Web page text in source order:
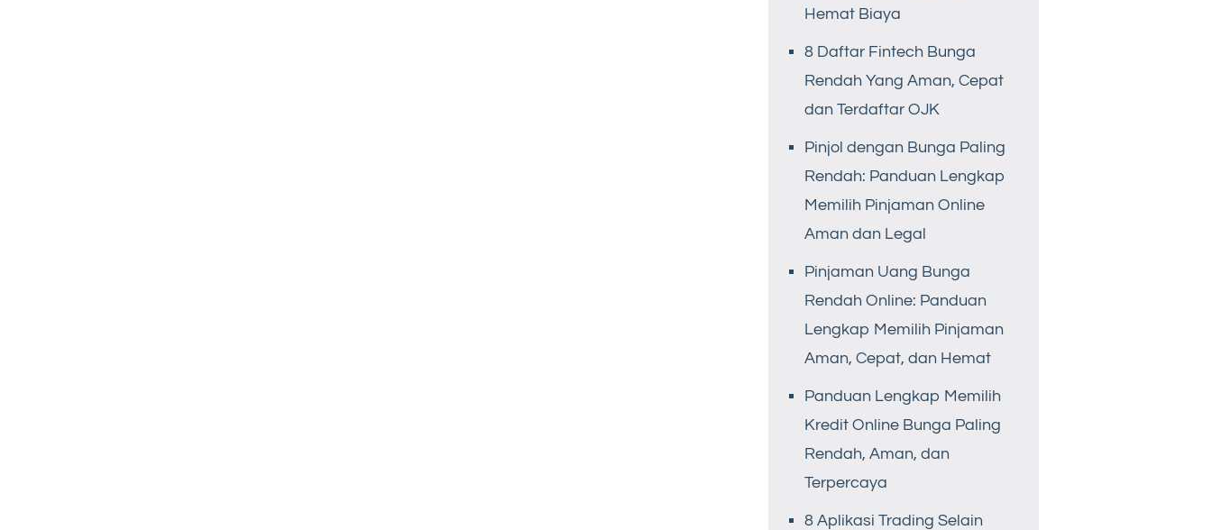
Hemat Biaya
8 Daftar Fintech Bunga
Rendah Yang Aman, Cepat
dan Terdaftar OJK
Pinjol dengan Bunga Paling
Rendah: Panduan Lengkap
Memilih Pinjaman Online
Aman dan Legal
Pinjaman Uang Bunga
Rendah Online: Panduan
Lengkap Memilih Pinjaman
Aman, Cepat, dan Hemat
Panduan Lengkap Memilih
Kredit Online Bunga Paling
Rendah, Aman, dan
Terpercaya
8 Aplikasi Trading Selain